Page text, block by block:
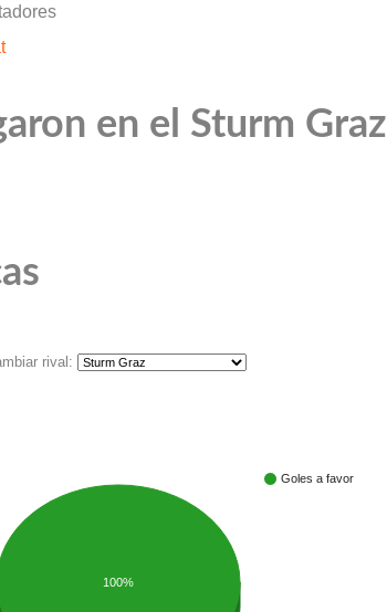
en el Sturm Graz
rival:
Goles a favor
100%